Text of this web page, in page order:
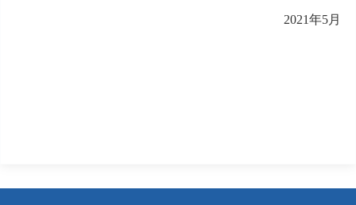
2021年5月